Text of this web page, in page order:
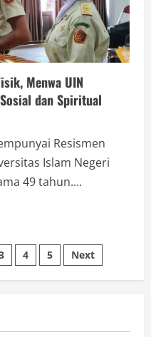
Menwa UIN
dan Spiritual
Resismen
Islam Negeri
49 tahun....
4 5 Next